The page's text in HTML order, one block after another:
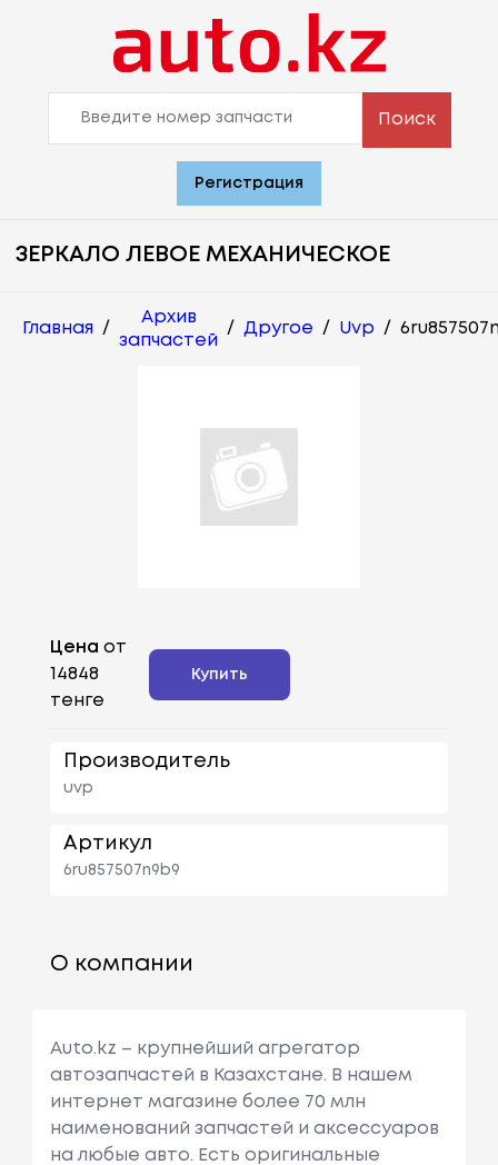
Поиск
Регистрация
ЗЕРКАЛО ЛЕВОЕ МЕХАНИЧЕСКОЕ
Главная /
Архив
запчастей
/ Другое / Uvp /
Цена от
14848
тенге
Купить
Производитель
uvp
Артикул
6ru857507n9b9
О компании
Auto.kz – крупнейший агрегатор
автозапчастей в Казахстане. В нашем
интернет магазине более 70 млн
наименований запчастей и аксессуаров
на любые авто. Есть оригинальные